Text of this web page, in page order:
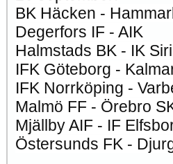
BK Häcken -
Degerfors IF - AIK
Halmstads BK - IK
IFK Göteborg -
IFK Norrköping -
Malmö FF - Örebro
Mjällby AIF - IF
Östersunds FK -